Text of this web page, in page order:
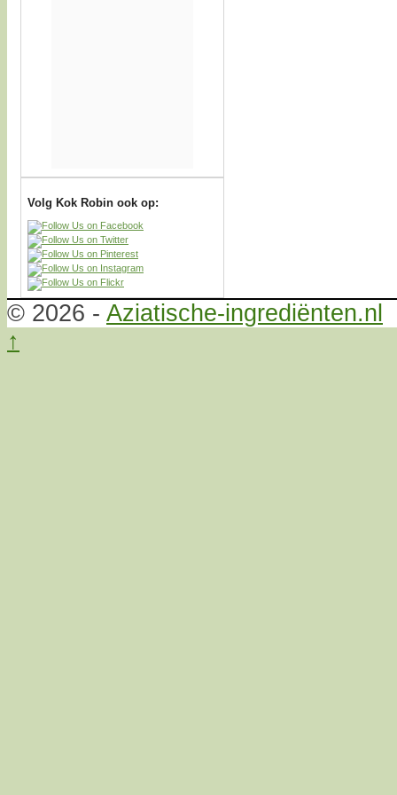
Volg Kok Robin ook op:
© 2026 - Aziatische-ingrediënten.nl
↑